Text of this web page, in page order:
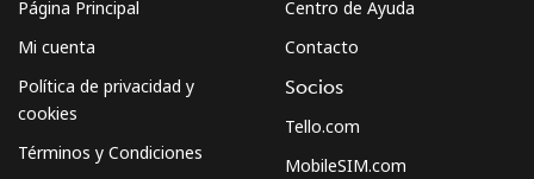
Página Principal
Mi cuenta
Política de privacidad y
cookies
Términos y Condiciones
Centro de Ayuda
Contacto
Socios
Tello.com
MobileSIM.com